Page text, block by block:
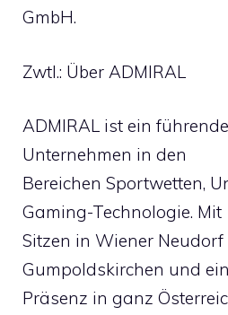
GmbH.
Zwtl.: Über ADMIRAL
ADMIRAL ist ein
Unternehmen in den
Bereichen Sportwetten,
Gaming-Technologie. Mit
Sitzen in Wiener Neudorf
Gumpoldskirchen und
Präsenz in ganz